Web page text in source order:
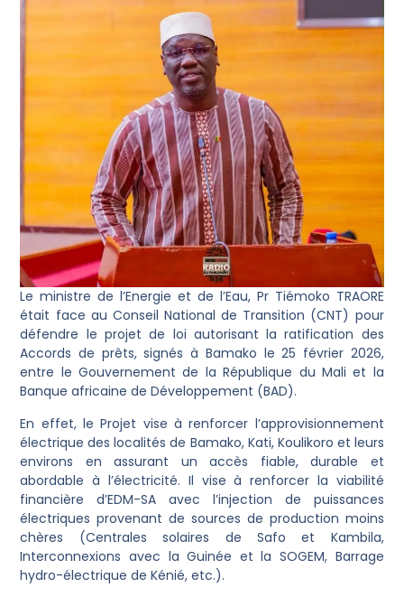
Le ministre de l’Energie et de l’Eau, Pr Tiémoko TRAORE
était face au Conseil National de Transition (CNT) pour
défendre le projet de loi autorisant la ratification des
Accords de prêts, signés à Bamako le 25 février 2026,
entre le Gouvernement de la République du Mali et la
Banque africaine de Développement (BAD).
En effet, le Projet vise à renforcer l’approvisionnement
électrique des localités de Bamako, Kati, Koulikoro et leurs
environs en assurant un accès fiable, durable et
abordable à l’électricité. Il vise à renforcer la viabilité
financière d’EDM-SA avec l’injection de puissances
électriques provenant de sources de production moins
chères (Centrales solaires de Safo et Kambila,
Interconnexions avec la Guinée et la SOGEM, Barrage
hydro-électrique de Kénié, etc.).